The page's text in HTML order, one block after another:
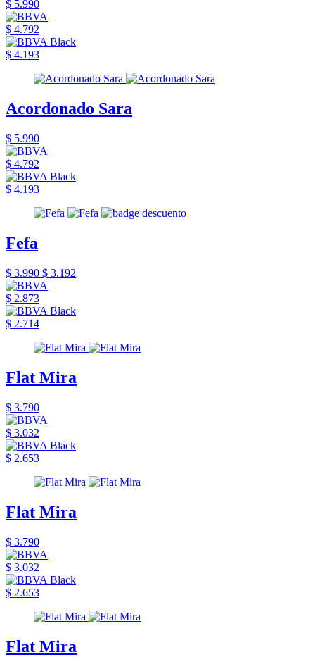
$ 5.990
$ 4.792
$ 4.193
Acordonado Sara
$ 5.990
$ 4.792
$ 4.193
Fefa
$ 3.990 $ 3.192
$ 2.873
$ 2.714
Flat Mira
$ 3.790
$ 3.032
$ 2.653
Flat Mira
$ 3.790
$ 3.032
$ 2.653
Flat Mira